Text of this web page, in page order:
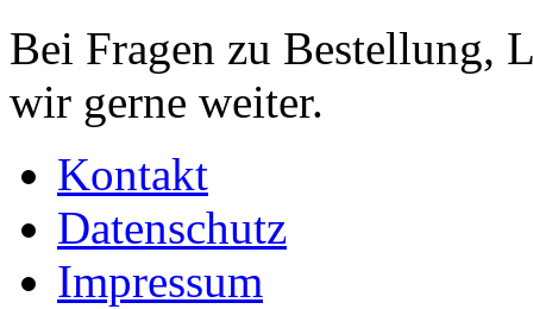
Bei Fragen zu Bestellung,
wir gerne weiter.
Kontakt
Datenschutz
Impressum